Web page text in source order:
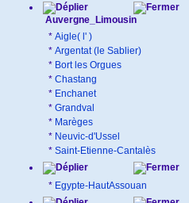
Auvergne_Limousin
* Aigle( l' )
* Argentat (le Sablier)
* Bort les Orgues
* Chastang
* Enchanet
* Grandval
* Marèges
* Neuvic-d'Ussel
* Saint-Etienne-Cantalès
* Egypte-HautAssouan